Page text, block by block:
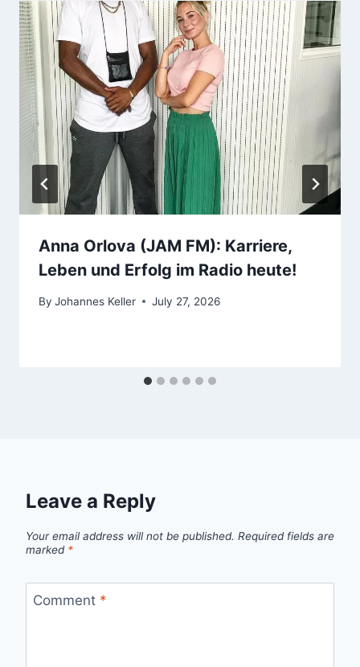
Anna Orlova (JAM FM): Karriere,
Leben und Erfolg im Radio heute!
By Johannes Keller July 27, 2026
Leave a Reply
Your email address will not be published. Required fields are
marked *
Comment *